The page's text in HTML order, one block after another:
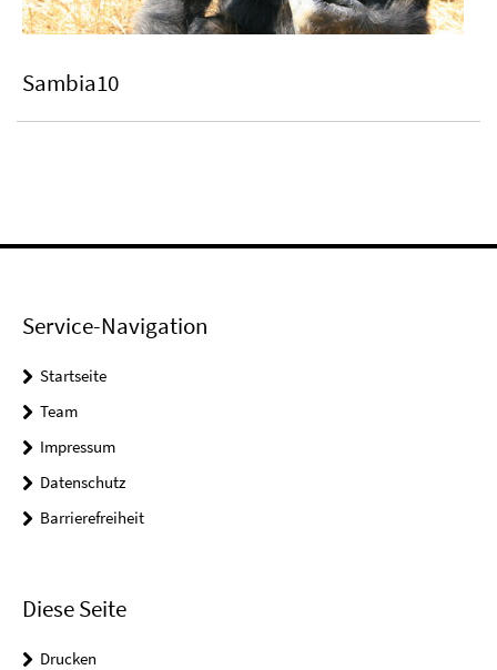
Sambia10
Service-Navigation
Startseite
Team
Impressum
Datenschutz
Barrierefreiheit
Diese Seite
Drucken